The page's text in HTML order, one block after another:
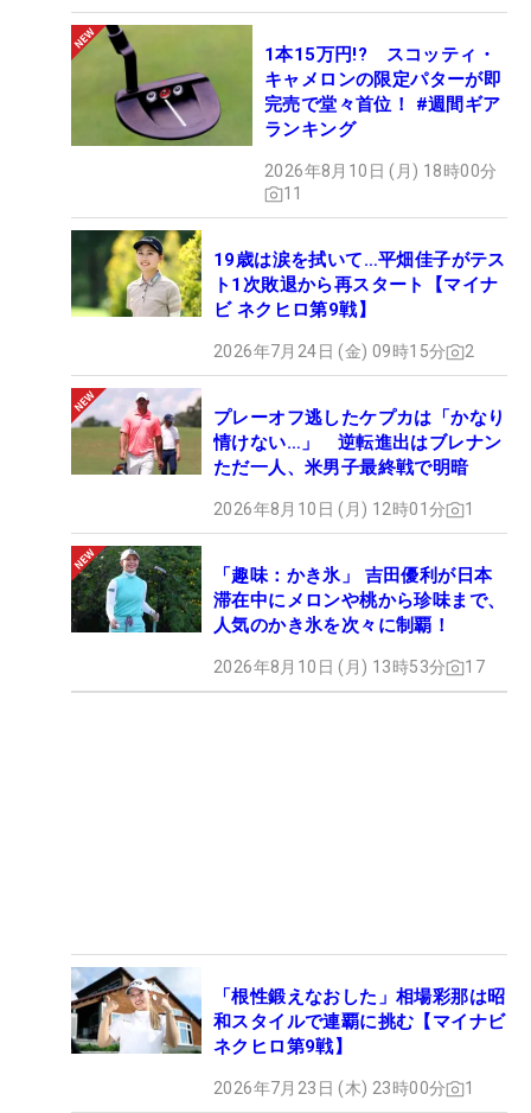
「きょうはパターが入ってくれました。グリーンが
難しいコースなので、耐えてバーディがきたらラッ
キーと思っていました。勝ちたいと思わないように
して、順位を確認することもしませんでした。それ
がよかったのかもしれません。楽しくプレーできま
したし、きょうは緊張がなくて、集中力につながっ
たのが結果に結びつきました。こんな大きな大会で
勝てたのは、本当にうれしいです」（徳田）
徳田葵が初出場初優勝を飾った （撮影：米山聡明）
■試合を振り返ろう！【大会ライブフォト】
坂口瑞菜子（24）
【プロフィールはこちら】
アー2勝目を挙げた。ボギ―なしは「久しぶりでし
1本15万円!? スコッティ・
キャメロンの限定パターが即
完売で堂々首位！ #週間ギア
ランキング
2026年8月10日 (月) 18時00分
11
19歳は涙を拭いて…平畑佳子がテス
ト1次敗退から再スタート【マイナ
ビ ネクヒロ第9戦】
2026年7月24日 (金) 09時15分 2
プレーオフ逃したケプカは「かなり
情けない…」 逆転進出はブレナン
ただ一人、米男子最終戦で明暗
2026年8月10日 (月) 12時01分 1
「趣味：かき氷」 吉田優利が日本
滞在中にメロンや桃から珍味まで、
人気のかき氷を次々に制覇！
2026年8月10日 (月) 13時53分 17
「根性鍛えなおした」相場彩那は昭
和スタイルで連覇に挑む【マイナビ
ネクヒロ第9戦】
2026年7月23日 (木) 23時00分 1